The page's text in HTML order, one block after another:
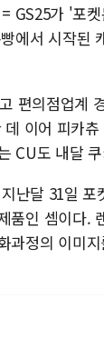
GS25가 '포
에서 시작된
편의점업계
이어 피카
CU도 내달
난달 31일
품인 셈이다.
과정의 이미